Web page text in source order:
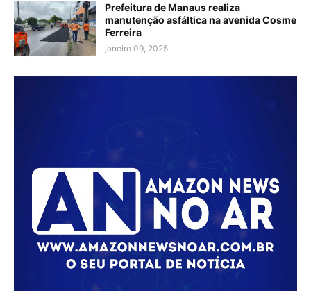
Prefeitura de Manaus realiza
manutenção asfáltica na avenida Cosme
Ferreira
janeiro 09, 2025